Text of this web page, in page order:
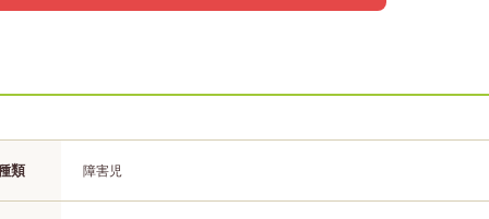
類 障害児